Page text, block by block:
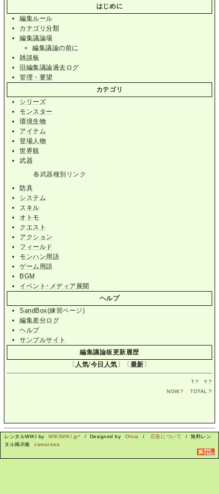
はじめに
編集ルール
カテゴリ分類
編集議論場
編集議論の前に
雑談板
旧編集議論過去ログ
管理・要望
カテゴリ
シリーズ
モンスター
環境生物
アイテム
登場人物
世界観
武器
各武器種別リンク
防具
システム
スキル
オトモ
クエスト
アクション
フィールド
モンハン用語
ゲーム用語
BGM
イベント･メディア展開
ヘルプ
SandBox(練習ページ)
編集差分ログ
ヘルプ
サンプルサイト
編集議論板更新履歴
〔 人気/今日人気 〕〔 最新 〕
T.? Y.?
NOW.? TOTAL.?
レンタルWIKI by WIKIWIKI.jp* / Designed by Olivia / 広告について
/ 無料レン
タル掲示板
zawazawa